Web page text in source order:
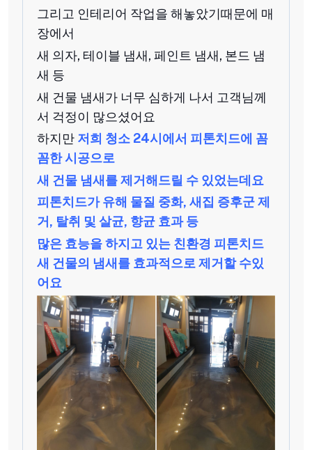
그리고 인테리어 작업을 해놓았기때문에 매
장에서
새 의자, 테이블 냄새, 페인트 냄새, 본드 냄
새 등
새 건물 냄새가 너무 심하게 나서 고객님께
서 걱정이 많으셨어요
하지만 저희 청소 24시에서 피톤치드에 꼼
꼼한 시공으로
새 건물 냄새를 제거해드릴 수 있었는데요
피톤치드가 유해 물질 중화, 새집 증후군 제
거, 탈취 및 살균, 향균 효과 등
많은 효능을 하지고 있는 친환경 피톤치드
새 건물의 냄새를 효과적으로 제거할 수있
어요